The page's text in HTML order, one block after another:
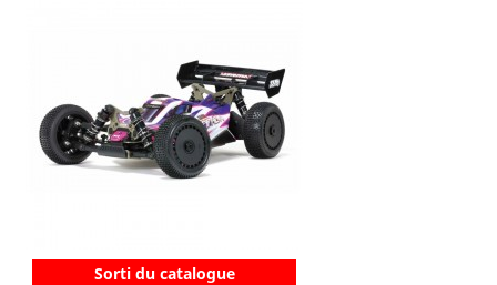
Sorti du catalogue